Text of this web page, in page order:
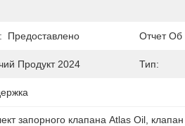
Предоставлено Отчет
Продукт 2024 Тип:
запорного клапана Atlas Oil